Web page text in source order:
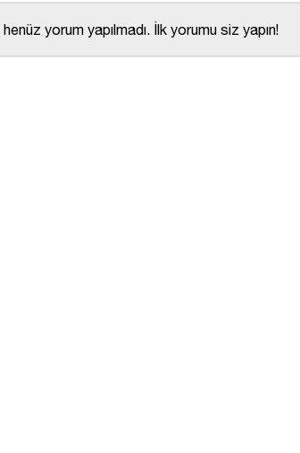
yorum yapılmadı. İlk yorumu siz yapın!